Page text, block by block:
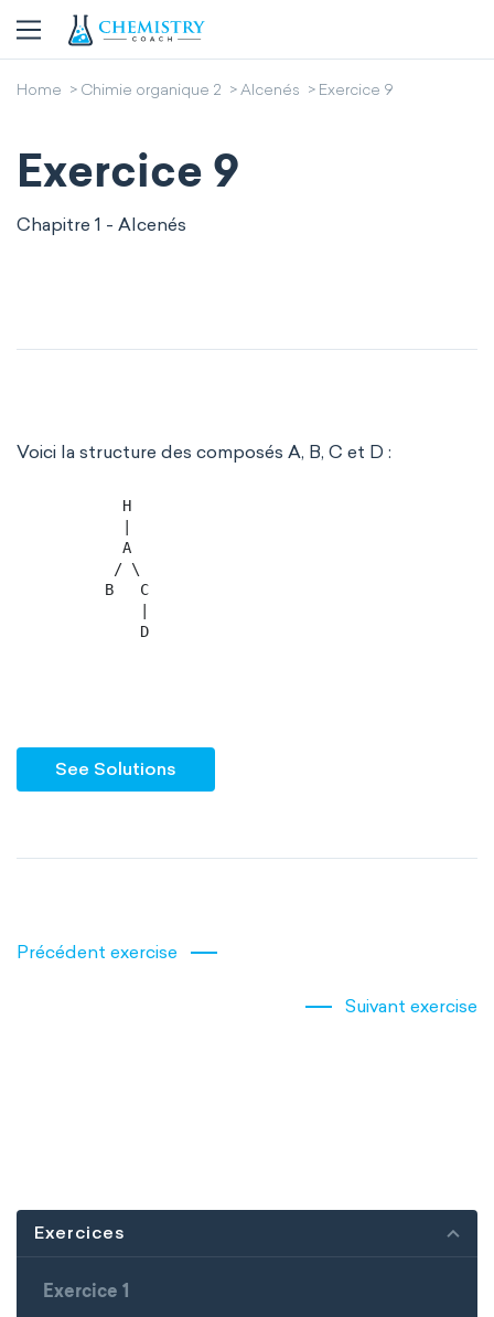
Home Chimie organique 2 Alcenés Exercice 9
Exercice 9
Chapitre 1 - Alcenés
Voici la structure des composés A, B, C et D :
            H
            A
           / \
          B   C
              D
See Solutions
Précédent exercise
Suivant exercise
Exercices
Exercice 1